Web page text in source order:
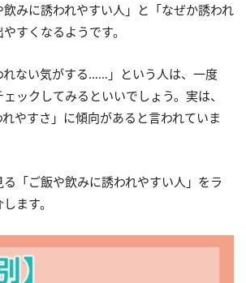
みに誘われやすい人」と「なぜか誘われ
すくなるようです。
れない気がする……」という人は、一度
ェックしてみるといいでしょう。実は、
やすさ」に傾向があると言われていま
「ご飯や飲みに誘われやすい人」をラ
ます。